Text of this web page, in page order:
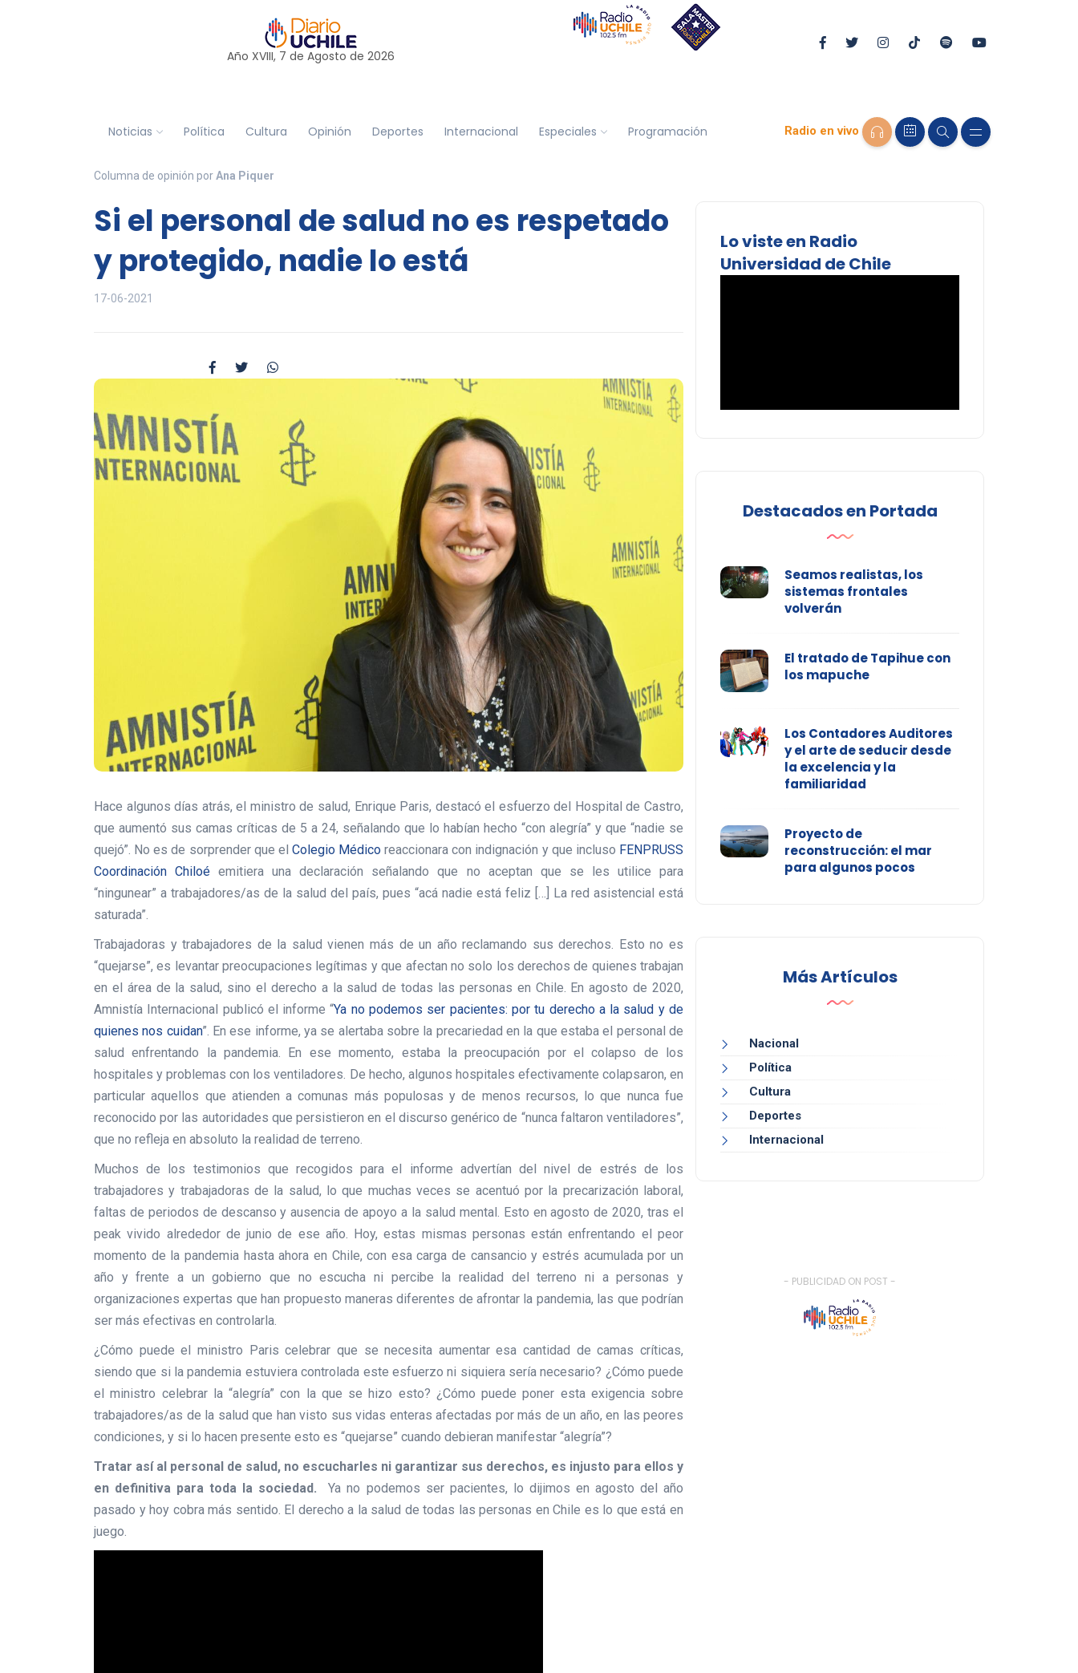
Año XVIII, 7 de Agosto de 2026
Noticias Política Cultura Opinión Deportes Internacional Especiales Programación Radio en vivo
Columna de opinión porAna Piquer
Si el personal de salud no es respetado
y protegido, nadie lo está
17-06-2021
Hace algunos días atrás, el ministro de salud, Enrique Paris, destacó el esfuerzo del Hospital de Castro,
que aumentó sus camas críticas de 5 a 24, señalando que lo habían hecho “con alegría” y que “nadie se
quejó”. No es de sorprender que el Colegio Médico reaccionara con indignación y que incluso FENPRUSS
Coordinación Chiloé emitiera una declaración señalando que no aceptan que se les utilice para
“ningunear” a trabajadores/as de la salud del país, pues “acá nadie está feliz […] La red asistencial está
saturada”.
Trabajadoras y trabajadores de la salud vienen más de un año reclamando sus derechos. Esto no es
“quejarse”, es levantar preocupaciones legítimas y que afectan no solo los derechos de quienes trabajan
en el área de la salud, sino el derecho a la salud de todas las personas en Chile. En agosto de 2020,
Amnistía Internacional publicó el informe “Ya no podemos ser pacientes: por tu derecho a la salud y de
quienes nos cuidan”. En ese informe, ya se alertaba sobre la precariedad en la que estaba el personal de
salud enfrentando la pandemia. En ese momento, estaba la preocupación por el colapso de los
hospitales y problemas con los ventiladores. De hecho, algunos hospitales efectivamente colapsaron, en
particular aquellos que atienden a comunas más populosas y de menos recursos, lo que nunca fue
reconocido por las autoridades que persistieron en el discurso genérico de “nunca faltaron ventiladores”,
que no refleja en absoluto la realidad de terreno.
Muchos de los testimonios que recogidos para el informe advertían del nivel de estrés de los
trabajadores y trabajadoras de la salud, lo que muchas veces se acentuó por la precarización laboral,
faltas de periodos de descanso y ausencia de apoyo a la salud mental. Esto en agosto de 2020, tras el
peak vivido alrededor de junio de ese año. Hoy, estas mismas personas están enfrentando el peor
momento de la pandemia hasta ahora en Chile, con esa carga de cansancio y estrés acumulada por un
año y frente a un gobierno que no escucha ni percibe la realidad del terreno ni a personas y
organizaciones expertas que han propuesto maneras diferentes de afrontar la pandemia, las que podrían
ser más efectivas en controlarla.
¿Cómo puede el ministro Paris celebrar que se necesita aumentar esa cantidad de camas críticas,
siendo que si la pandemia estuviera controlada este esfuerzo ni siquiera sería necesario? ¿Cómo puede
el ministro celebrar la “alegría” con la que se hizo esto? ¿Cómo puede poner esta exigencia sobre
trabajadores/as de la salud que han visto sus vidas enteras afectadas por más de un año, en las peores
condiciones, y si lo hacen presente esto es “quejarse” cuando debieran manifestar “alegría”?
Tratar así al personal de salud, no escucharles ni garantizar sus derechos, es injusto para ellos y
en definitiva para toda la sociedad. Ya no podemos ser pacientes, lo dijimos en agosto del año
pasado y hoy cobra más sentido. El derecho a la salud de todas las personas en Chile es lo que está en
juego.
Lo viste en Radio
Universidad de Chile
Destacados en Portada
Seamos realistas, los
sistemas frontales
volverán
El tratado de Tapihue con
los mapuche
Los Contadores Auditores
y el arte de seducir desde
la excelencia y la
familiaridad
Proyecto de
reconstrucción: el mar
para algunos pocos
Más Artículos
Nacional
Política
Cultura
Deportes
Internacional
- PUBLICIDAD ON POST -